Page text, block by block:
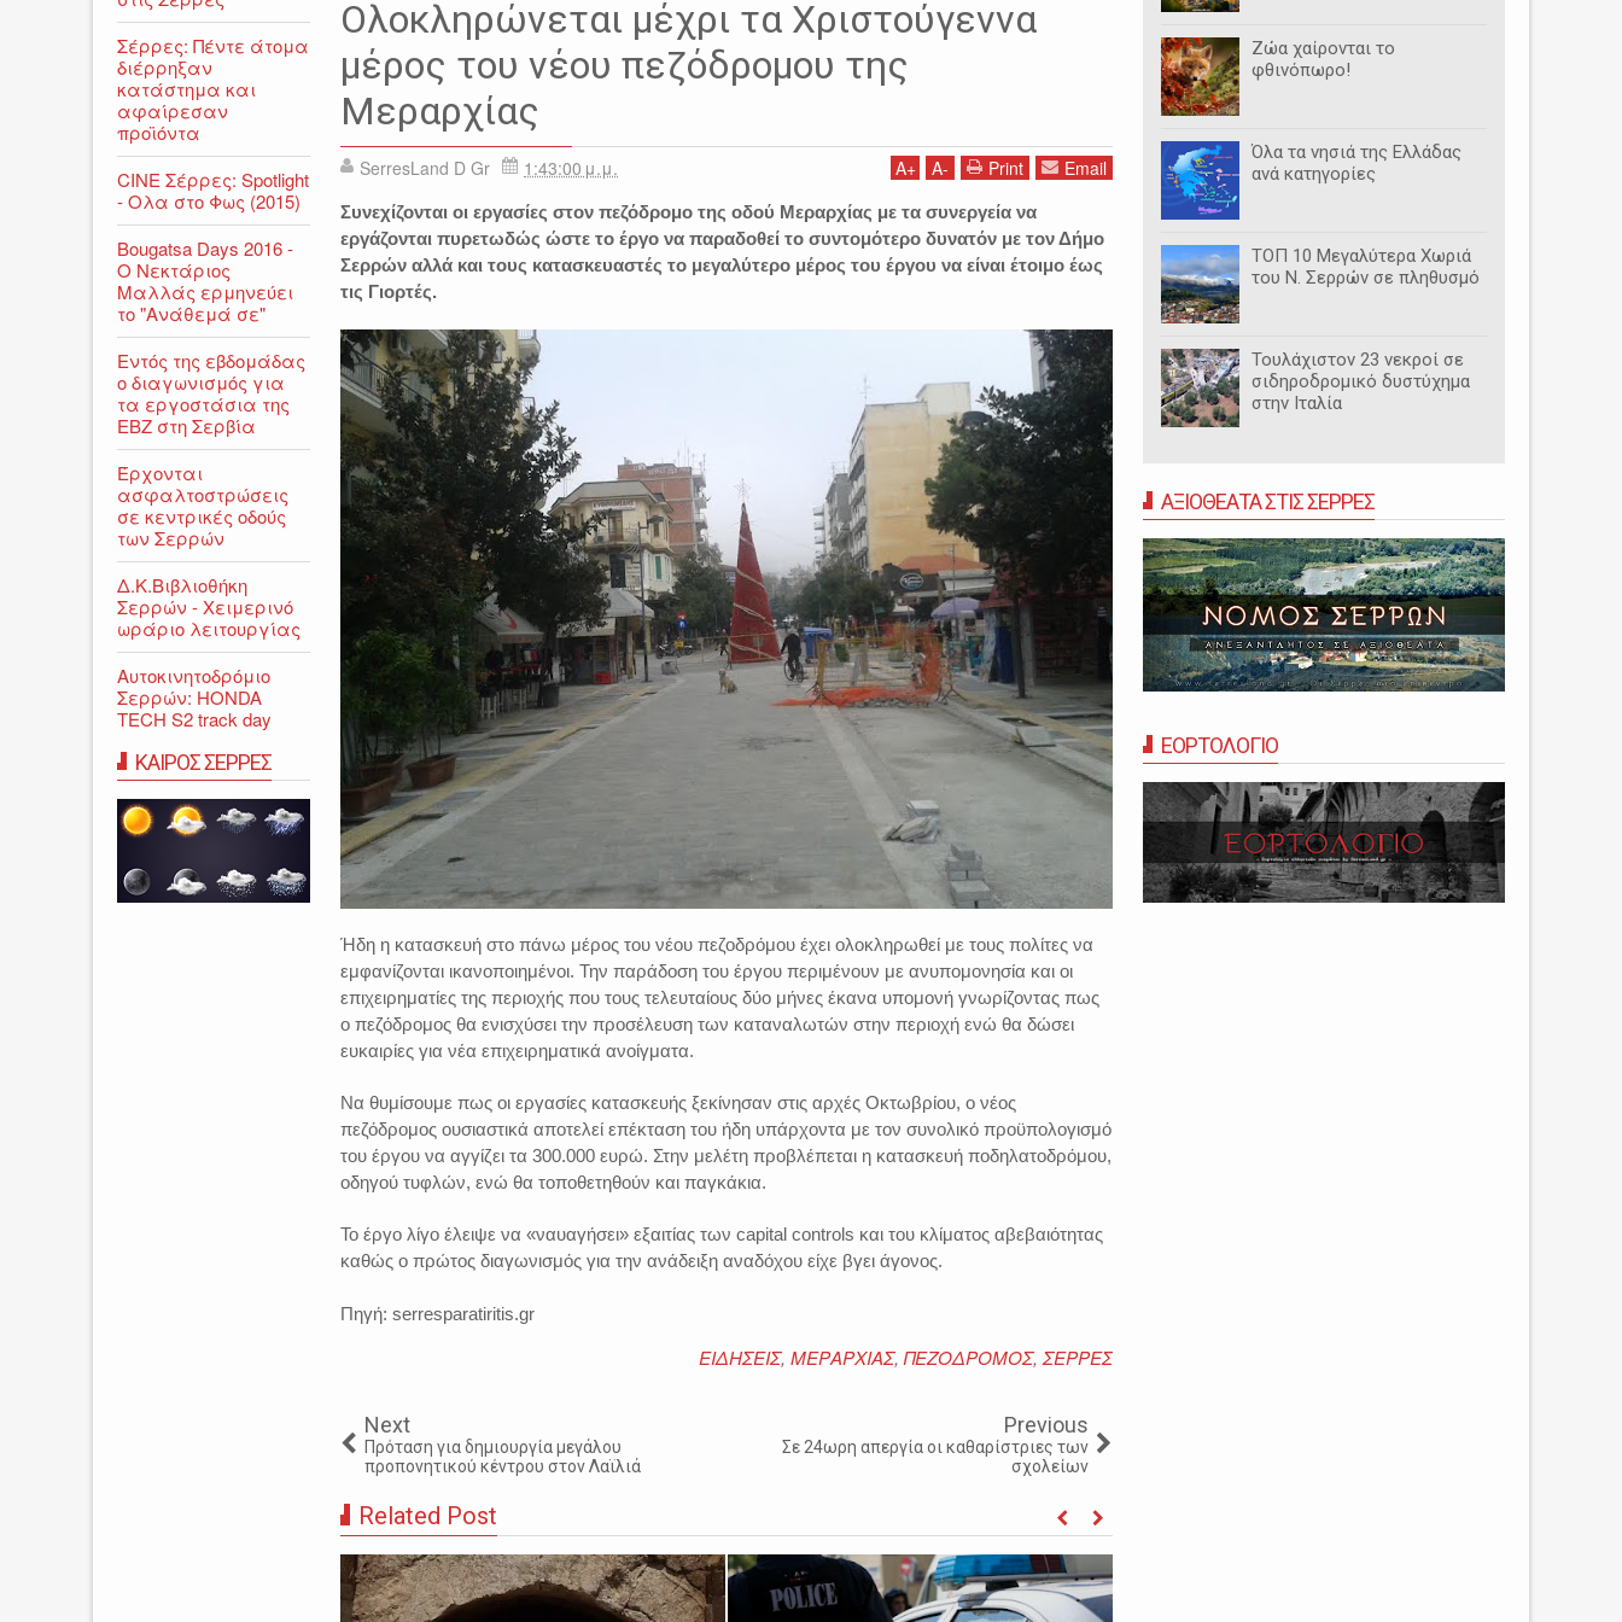
Ολοκληρώνεται μέχρι τα Χριστούγεννα
μέρος του νέου πεζόδρομου της
Μεραρχίας
SerresLand D Gr 1:43:00 μ.μ. A+ A- Print Email
Συνεχίζονται οι εργασίες στον πεζόδρομο της οδού Μεραρχίας με τα συνεργεία να
εργάζονται πυρετωδώς ώστε το έργο να παραδοθεί το συντομότερο δυνατόν με τον Δήμο
Σερρών αλλά και τους κατασκευαστές το μεγαλύτερο μέρος του έργου να είναι έτοιμο έως
τις Γιορτές.
Ήδη η κατασκευή στο πάνω μέρος του νέου πεζοδρόμου έχει ολοκληρωθεί με τους πολίτες να
εμφανίζονται ικανοποιημένοι. Την παράδοση του έργου περιμένουν με ανυπομονησία και οι
επιχειρηματίες της περιοχής που τους τελευταίους δύο μήνες έκανα υπομονή γνωρίζοντας πως
ο πεζόδρομος θα ενισχύσει την προσέλευση των καταναλωτών στην περιοχή ενώ θα δώσει
ευκαιρίες για νέα επιχειρηματικά ανοίγματα.
Να θυμίσουμε πως οι εργασίες κατασκευής ξεκίνησαν στις αρχές Οκτωβρίου, ο νέος
πεζόδρομος ουσιαστικά αποτελεί επέκταση του ήδη υπάρχοντα με τον συνολικό προϋπολογισμό
του έργου να αγγίζει τα 300.000 ευρώ. Στην μελέτη προβλέπεται η κατασκευή ποδηλατοδρόμου,
οδηγού τυφλών, ενώ θα τοποθετηθούν και παγκάκια.
Το έργο λίγο έλειψε να «ναυαγήσει» εξαιτίας των capital controls και του κλίματος αβεβαιότητας
καθώς ο πρώτος διαγωνισμός για την ανάδειξη αναδόχου είχε βγει άγονος.
Πηγή: serresparatiritis.gr
ΕΙΔΗΣΕΙΣ, ΜΕΡΑΡΧΙΑΣ, ΠΕΖΟΔΡΟΜΟΣ, ΣΕΡΡΕΣ
Next
Πρόταση για δημιουργία μεγάλου
προπονητικού κέντρου στον Λαϊλιά
Previous
Σε 24ωρη απεργία οι καθαρίστριες των
σχολείων
Related Post
Ζώα χαίρονται το
φθινόπωρο!
Όλα τα νησιά της Ελλάδας
ανά κατηγορίες
ΤΟΠ 10 Μεγαλύτερα Χωριά
του Ν. Σερρών σε πληθυσμό
Τουλάχιστον 23 νεκροί σε
σιδηροδρομικό δυστύχημα
στην Ιταλία
ΑΞΙΟΘΕΑΤΑ ΣΤΙΣ ΣΕΡΡΕΣ
ΕΟΡΤΟΛΟΓΙΟ
Σέρρες: Πέντε άτομα
διέρρηξαν
κατάστημα και
αφαίρεσαν
προϊόντα
CINE Σέρρες: Spotlight
- Ολα στο Φως (2015)
Bougatsa Days 2016 -
Ο Νεκτάριος
Μαλλάς ερμηνεύει
το "Ανάθεμά σε"
Εντός της εβδομάδας
ο διαγωνισμός για
τα εργοστάσια της
ΕΒΖ στη Σερβία
Έρχονται
ασφαλτοστρώσεις
σε κεντρικές οδούς
των Σερρών
Δ.Κ.Βιβλιοθήκη
Σερρών - Χειμερινό
ωράριο λειτουργίας
Αυτοκινητοδρόμιο
Σερρών: HONDA
TECH S2 track day
ΚΑΙΡΟΣ ΣΕΡΡΕΣ